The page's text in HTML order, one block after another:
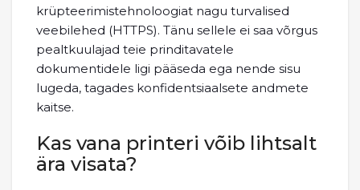
krüpteerimistehnoloogiat nagu turvalised
veebilehed (HTTPS). Tänu sellele ei saa võrgus
pealtkuulajad teie prinditavatele
dokumentidele ligi pääseda ega nende sisu
lugeda, tagades konfidentsiaalsete andmete
kaitse.
Kas vana printeri võib lihtsalt
ära visata?